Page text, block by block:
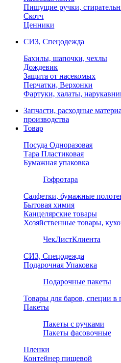
Пишущие ручки,
Скотч
Ценники
СИЗ, Спецодежда
Бахилы, шапочки, чехлы
Дождевик
Защита от насекомых
Перчатки, Верхонки
Фартуки, халаты,
Запчасти, расходные
производства
Товар
Посуда Одноразовая
Тара Пластиковая
Бумажная упаковка
Гофротара
Салфетки, бумажные
Бытовая химия
Канцелярские товары
Хозяйственные товары,
ЧекЛистКлиента
СИЗ, Спецодежда
Подарочная Упаковка
Подарочные пакеты
Товары для баров, специи в
Пакеты
Пакеты с ручками
Пакеты фасовочные
Пленки
Контейнер пищевой